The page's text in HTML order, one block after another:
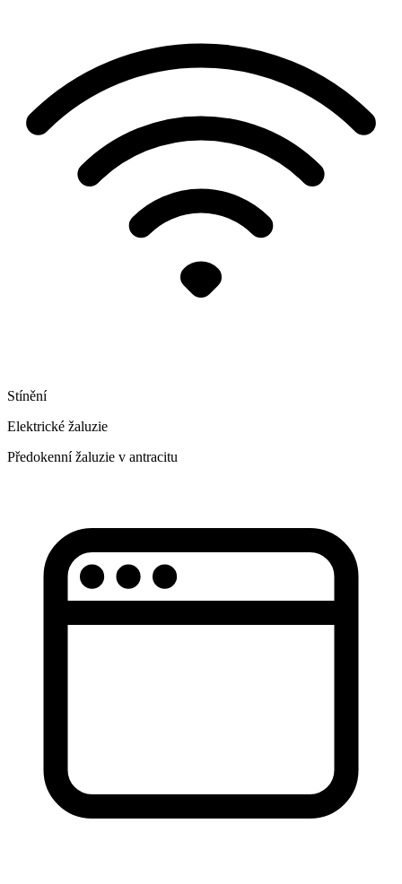
Stínění
Elektrické žaluzie
Předokenní žaluzie v antracitu